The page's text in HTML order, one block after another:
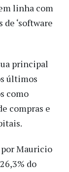
linha com
‘software
principal
últimos
como
compras e
Mauricio
do